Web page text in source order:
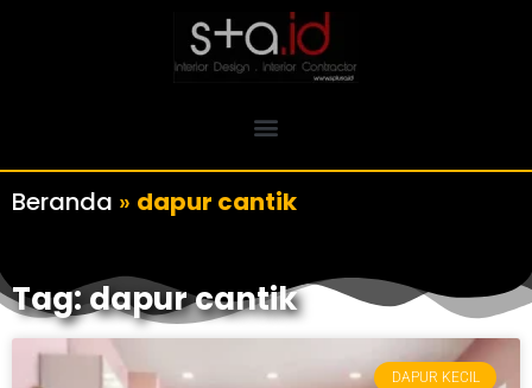
Beranda » dapur cantik
Tag: dapur cantik
DAPUR KECIL